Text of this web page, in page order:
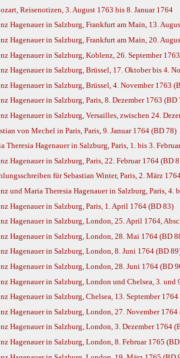
Reisenotizen, 3. August 1763 bis 8. Januar 1764
Hagenauer in Salzburg, Frankfurt am Main, 13.
Hagenauer in Salzburg, Frankfurt am Main, 20.
Hagenauer in Salzburg, Koblenz, 26. September
Hagenauer in Salzburg, Brüssel, 17. Oktober bis 4.
Hagenauer in Salzburg, Brüssel, 4. November 1763
Hagenauer in Salzburg, Paris, 8. Dezember 1763 (BD
Hagenauer in Salzburg, Versailles, zwischen 24.
von Mechel in Paris, Paris, 9. Januar 1764 (BD 78)
Theresia Hagenauer in Salzburg, Paris, 1. bis 3.
Hagenauer in Salzburg, Paris, 22. Februar 1764 (BD
für Sebastian Winter, Paris, 2. März
und Maria Theresia Hagenauer in Salzburg, Paris, 4.
Hagenauer in Salzburg, Paris, 1. April 1764 (BD 83)
Hagenauer in Salzburg, London, 25. April 1764,
Hagenauer in Salzburg, London, 28. Mai 1764 (BD
Hagenauer in Salzburg, London, 8. Juni 1764 (BD
Hagenauer in Salzburg, London, 28. Juni 1764 (BD
Hagenauer in Salzburg, London und Chelsea, 3. und
Hagenauer in Salzburg, Chelsea, 13. September
Hagenauer in Salzburg, London, 27. November 1764
Hagenauer in Salzburg, London, 3. Dezember 1764
Hagenauer in Salzburg, London, 8. Februar 1765